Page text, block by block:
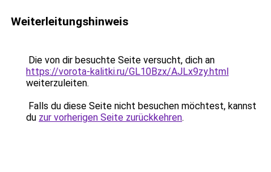
Weiterleitungshinweis
Die von dir besuchte Seite versucht, dich an
https://vorota-kalitki.ru/GL10Bzx/AJLx9zy.html
weiterzuleiten.
Falls du diese Seite nicht besuchen möchtest, kannst
du zur vorherigen Seite zurückkehren.